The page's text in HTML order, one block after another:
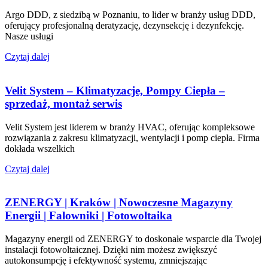
Argo DDD, z siedzibą w Poznaniu, to lider w branży usług DDD,
oferujący profesjonalną deratyzację, dezynsekcję i dezynfekcję.
Nasze usługi
Czytaj dalej
Velit System – Klimatyzacje, Pompy Ciepła –
sprzedaż, montaż serwis
Velit System jest liderem w branży HVAC, oferując kompleksowe
rozwiązania z zakresu klimatyzacji, wentylacji i pomp ciepła. Firma
dokłada wszelkich
Czytaj dalej
ZENERGY | Kraków | Nowoczesne Magazyny
Energii | Falowniki | Fotowoltaika
Magazyny energii od ZENERGY to doskonałe wsparcie dla Twojej
instalacji fotowoltaicznej. Dzięki nim możesz zwiększyć
autokonsumpcję i efektywność systemu, zmniejszając